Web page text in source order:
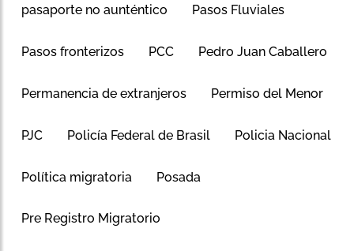
pasaporte no aunténtico Pasos Fluviales
Pasos fronterizos PCC Pedro Juan Caballero
Permanencia de extranjeros Permiso del Menor
PJC Policía Federal de Brasil Policia Nacional
Política migratoria Posada
Pre Registro Migratorio